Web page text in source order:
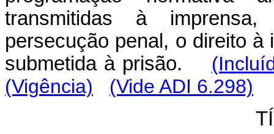
transmitidas à
persecução penal, o direito
submetida à prisão.
(Vigência)
(Vide ADI 6.298)